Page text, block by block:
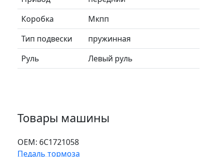
Коробка
Мкпп
Тип подвески
пружинная
Руль
Левый руль
Товары машины
ОЕМ: 6C1721058
Педаль тормоза